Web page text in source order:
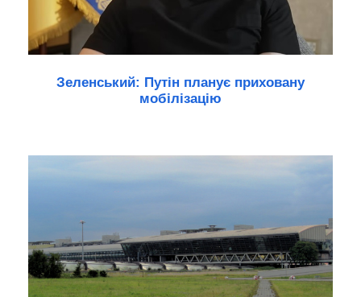
Зеленський: Путін планує приховану
мобілізацію